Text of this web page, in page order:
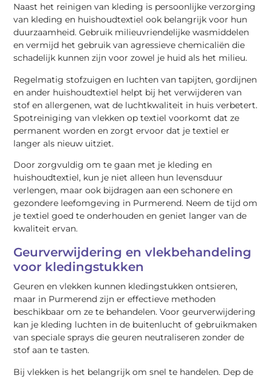
Naast het reinigen van kleding is persoonlijke verzorging
van kleding en huishoudtextiel ook belangrijk voor hun
duurzaamheid. Gebruik milieuvriendelijke wasmiddelen
en vermijd het gebruik van agressieve chemicaliën die
schadelijk kunnen zijn voor zowel je huid als het milieu.
Regelmatig stofzuigen en luchten van tapijten, gordijnen
en ander huishoudtextiel helpt bij het verwijderen van
stof en allergenen, wat de luchtkwaliteit in huis verbetert.
Spotreiniging van vlekken op textiel voorkomt dat ze
permanent worden en zorgt ervoor dat je textiel er
langer als nieuw uitziet.
Door zorgvuldig om te gaan met je kleding en
huishoudtextiel, kun je niet alleen hun levensduur
verlengen, maar ook bijdragen aan een schonere en
gezondere leefomgeving in Purmerend. Neem de tijd om
je textiel goed te onderhouden en geniet langer van de
kwaliteit ervan.
Geurverwijdering en vlekbehandeling
voor kledingstukken
Geuren en vlekken kunnen kledingstukken ontsieren,
maar in Purmerend zijn er effectieve methoden
beschikbaar om ze te behandelen. Voor geurverwijdering
kan je kleding luchten in de buitenlucht of gebruikmaken
van speciale sprays die geuren neutraliseren zonder de
stof aan te tasten.
Bij vlekken is het belangrijk om snel te handelen. Dep de